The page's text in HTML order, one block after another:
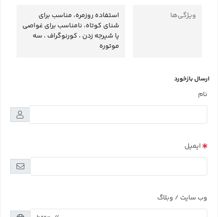
ویژگی‌ها
استفاده روزمره، مناسب برای
شنای کوتاه، نامناسب برای غواصی
یا شیرجه زدن ، کورنوگراف ، سه
موتوره
ارسال بازخورد
نام
ایمیل
وب سایت / وبلاگ